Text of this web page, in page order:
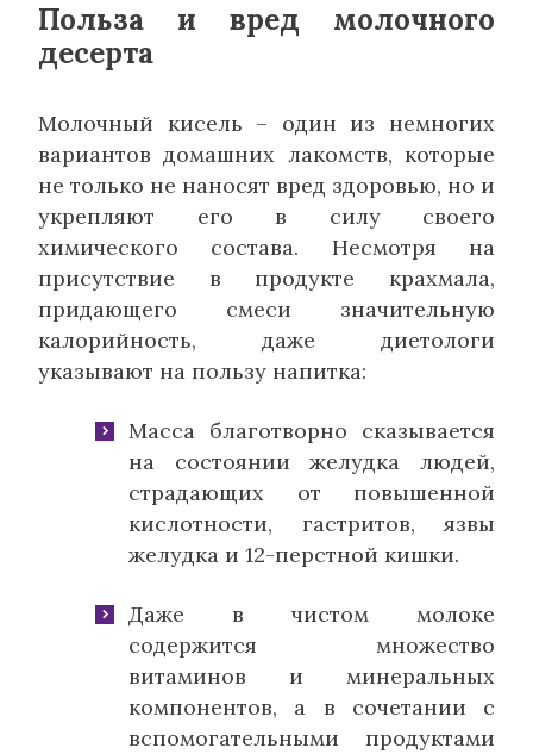
Польза и вред молочного
десерта
Молочный кисель – один из немногих
вариантов домашних лакомств, которые
не только не наносят вред здоровью, но и
укрепляют его в силу своего
химического состава. Несмотря на
присутствие в продукте крахмала,
придающего смеси значительную
калорийность, даже диетологи
указывают на пользу напитка:
Масса благотворно сказывается
на состоянии желудка людей,
страдающих от повышенной
кислотности, гастритов, язвы
желудка и 12-перстной кишки.
Даже в чистом молоке
содержится множество
витаминов и минеральных
компонентов, а в сочетании с
вспомогательными продуктами